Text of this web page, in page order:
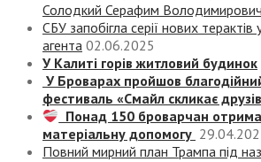
Солодкий Серафим Володимирович
СБУ запобігла серії нових
агента 02.06.2025
У Калиті горів житловий будинок
У Броварах пройшов
фестиваль «Смайл скликає
Понад 150 броварчан
матеріальну допомогу
Повний мирний план Трампа під